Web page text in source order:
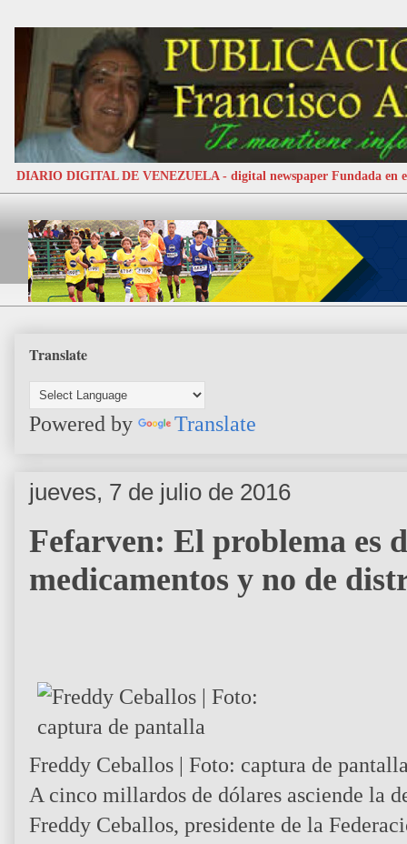
DIARIO DIGITAL DE VENEZUELA - digital newspaper Fundada en
Translate
Powered by Translate
jueves, 7 de julio de 2016
Fefarven: El problema es
medicamentos y no de
Freddy Ceballos | Foto: captura de
A cinco millardos de dólares asciende la
Freddy Ceballos, presidente de la